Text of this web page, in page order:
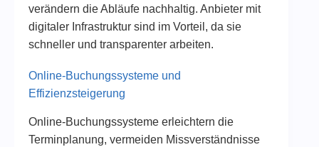
verändern die Abläufe nachhaltig. Anbieter mit
digitaler Infrastruktur sind im Vorteil, da sie
schneller und transparenter arbeiten.
Online-Buchungssysteme und
Effizienzsteigerung
Online-Buchungssysteme erleichtern die
Terminplanung, vermeiden Missverständnisse